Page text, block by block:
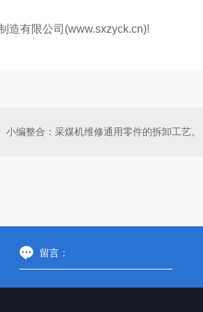
造有限公司(www.sxzyck.cn)!
小编整合：采煤机维修通用零件的拆卸工艺。